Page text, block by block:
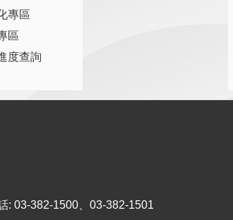
專區
區
度查詢
: 03-382-1500、03-382-1501